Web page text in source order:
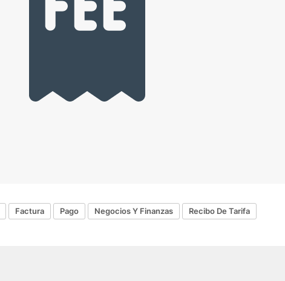
Factura Pago Negocios Y Finanzas Recibo De Tarifa